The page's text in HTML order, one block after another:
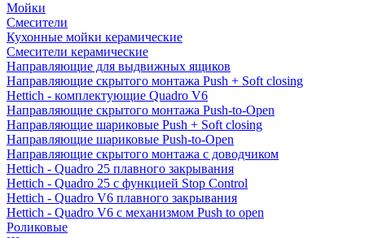
Мойки
Смесители
Кухонные мойки керамические
Смесители керамические
Направляющие для выдвижных ящиков
Направляющие скрытого монтажа Push + Soft closing
Hettich - комплектующие Quadro V6
Направляющие скрытого монтажа Push-to-Open
Направляющие шариковые Push + Soft closing
Направляющие шариковые Push-to-Open
Направляющие скрытого монтажа с доводчиком
Hettich - Quadro 25 плавного закрывания
Hettich - Quadro 25 с функцией Stop Control
Hettich - Quadro V6 плавного закрывания
Hettich - Quadro V6 с механизмом Push to open
Роликовые